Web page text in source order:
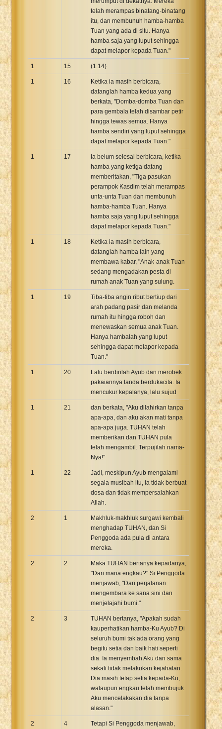
telah merampas binatang-binatang
itu, dan membunuh hamba-hamba
Tuan yang ada di situ. Hanya
hamba saja yang luput sehingga
dapat melapor kepada Tuan."
1 15 (1:14)
1 16
Ketika ia masih berbicara,
datanglah hamba kedua yang
berkata, "Domba-domba Tuan dan
para gembala telah disambar petir
hingga tewas semua. Hanya
hamba sendiri yang luput sehingga
dapat melapor kepada Tuan."
1 17
Ia belum selesai berbicara, ketika
hamba yang ketiga datang
memberitakan, "Tiga pasukan
perampok Kasdim telah merampas
unta-unta Tuan dan membunuh
hamba-hamba Tuan. Hanya
hamba saja yang luput sehingga
dapat melapor kepada Tuan."
1 18
Ketika ia masih berbicara,
datanglah hamba lain yang
membawa kabar, "Anak-anak Tuan
sedang mengadakan pesta di
rumah anak Tuan yang sulung.
1 19
Tiba-tiba angin ribut bertiup dari
arah padang pasir dan melanda
rumah itu hingga roboh dan
menewaskan semua anak Tuan.
Hanya hambalah yang luput
sehingga dapat melapor kepada
Tuan."
1 20
Lalu berdirilah Ayub dan merobek
pakaiannya tanda berdukacita. Ia
mencukur kepalanya, lalu sujud
1 21
dan berkata, "Aku dilahirkan tanpa
apa-apa, dan aku akan mati tanpa
apa-apa juga. TUHAN telah
memberikan dan TUHAN pula
telah mengambil. Terpujilah nama-
Nya!"
1 22
Jadi, meskipun Ayub mengalami
segala musibah itu, ia tidak berbuat
dosa dan tidak mempersalahkan
Allah.
2 1
Makhluk-makhluk surgawi kembali
menghadap TUHAN, dan Si
Penggoda ada pula di antara
mereka.
2 2
Maka TUHAN bertanya kepadanya,
"Dari mana engkau?" Si Penggoda
menjawab, "Dari perjalanan
mengembara ke sana sini dan
menjelajahi bumi."
2 3
TUHAN bertanya, "Apakah sudah
kauperhatikan hamba-Ku Ayub? Di
seluruh bumi tak ada orang yang
begitu setia dan baik hati seperti
dia. Ia menyembah Aku dan sama
sekali tidak melakukan kejahatan.
Dia masih tetap setia kepada-Ku,
walaupun engkau telah membujuk
Aku mencelakakan dia tanpa
alasan."
2 4
Tetapi Si Penggoda menjawab,